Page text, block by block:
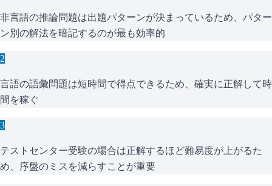
非言語の推論問題は出題パターンが決まっているため、パター
ン別の解法を暗記するのが最も効率的
2
言語の語彙問題は短時間で得点できるため、確実に正解して時
間を稼ぐ
3
テストセンター受験の場合は正解するほど難易度が上がるた
め、序盤のミスを減らすことが重要